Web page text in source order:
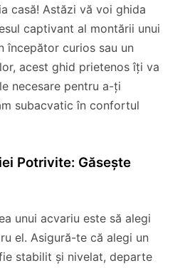
casă! Astăzi vă voi ghida
captivant al montării unui
începător curios sau un
acest ghid prietenos îți va
necesare pentru a-ți
subacvatic în confortul
Potrivite: Găsește
unui acvariu este să alegi
el. Asigură-te că alegi un
stabilit și nivelat, departe